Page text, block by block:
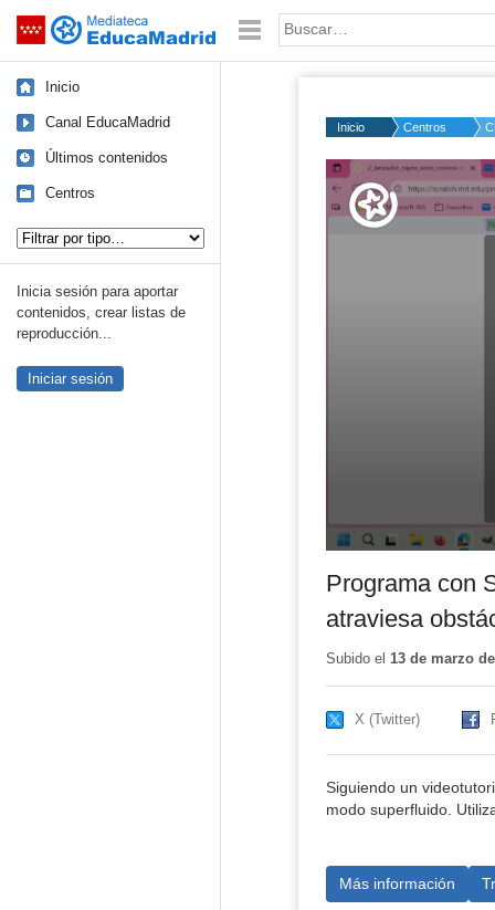
Saltar navegación Palabra o frase:
Inicio
Canal EducaMadrid
Últimos contenidos
Centros
Inicia sesión para aportar
contenidos, crear listas de
reproducción...
Iniciar sesión
Inicio Centros
Volume
50%
Programa con
atraviesa
Subido el 13 de marzo
X (Twitter)
Siguiendo un
modo superfluido.
Más información